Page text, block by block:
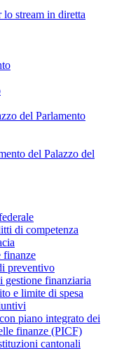
lo stream in diretta
del Parlamento
del Palazzo del
di competenza
finanze
preventivo
gestione finanziaria
e limite di spesa
piano integrato dei
finanze (PICF)
cantonali